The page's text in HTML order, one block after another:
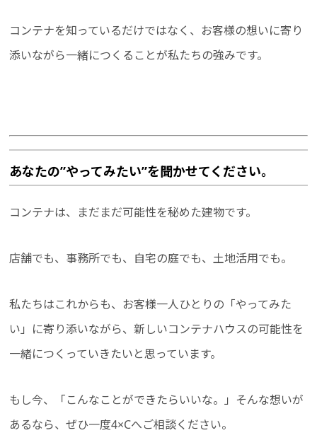
コンテナを知っているだけではなく、お客様の想いに寄り
添いながら一緒につくることが私たちの強みです。
あなたの”やってみたい”を聞かせてください。
コンテナは、まだまだ可能性を秘めた建物です。
店舗でも、事務所でも、自宅の庭でも、土地活用でも。
私たちはこれからも、お客様一人ひとりの「やってみた
い」に寄り添いながら、新しいコンテナハウスの可能性を
一緒につくっていきたいと思っています。
もし今、「こんなことができたらいいな。」そんな想いが
あるなら、ぜひ一度4×Cへご相談ください。